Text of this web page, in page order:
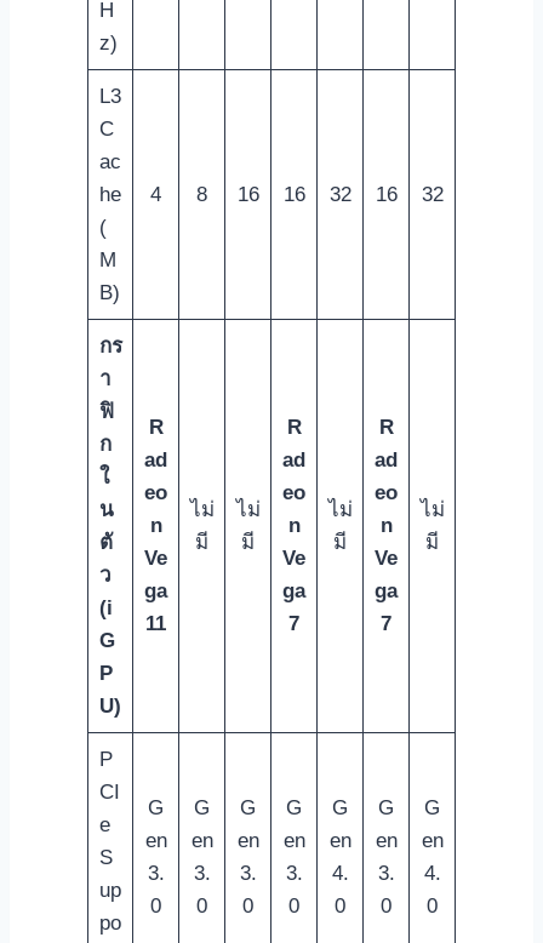
H
z)
L3
C
ac
he
(
M
B)
4 8 16 16 32 16 32
กร
า
ฟิ
ก
ใ
น
ตั
ว
(i
G
P
U)
R
ad
eo
n
Ve
ga
11
ไม่
มี
ไม่
มี
R
ad
eo
n
Ve
ga
7
ไม่
มี
R
ad
eo
n
Ve
ga
7
ไม่
มี
P
CI
e
S
up
po
G
en
3.
0
G
en
3.
0
G
en
3.
0
G
en
3.
0
G
en
4.
0
G
en
3.
0
G
en
4.
0